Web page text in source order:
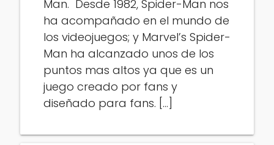
Man. Desde 1982, Spider-Man nos
ha acompañado en el mundo de
los videojuegos; y Marvel’s Spider-
Man ha alcanzado unos de los
puntos mas altos ya que es un
juego creado por fans y
diseñado para fans. […]